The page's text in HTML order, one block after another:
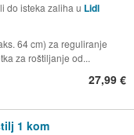
do isteka zaliha u Lidl
64 cm) za reguliranje
za roštiljanje od...
27,99 €
1 kom